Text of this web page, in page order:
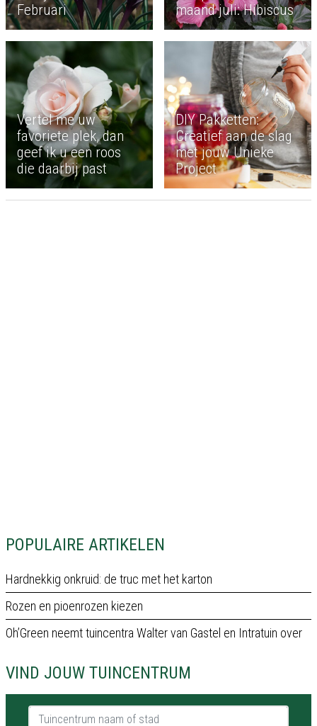
POPULAIRE ARTIKELEN
Hardnekkig onkruid: de truc met het karton
Rozen en pioenrozen kiezen
Oh’Green neemt tuincentra Walter van Gastel en Intratuin over
VIND JOUW TUINCENTRUM
Tuincentrum naam of stad
Februari
maand juli: Hibiscus
Vertel me uw
favoriete plek, dan
geef ik u een roos
die daarbij past
DIY Pakketten:
Creatief aan de slag
met jouw Unieke
Project